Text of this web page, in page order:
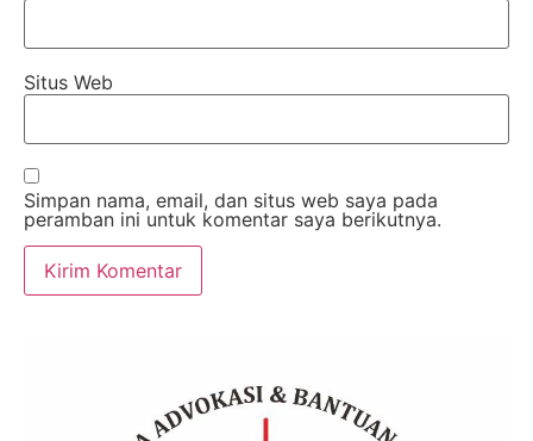
Situs Web
Simpan nama, email, dan situs web saya pada
peramban ini untuk komentar saya berikutnya.